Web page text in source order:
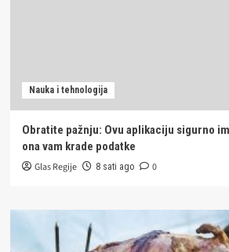
Nauka i tehnologija
Obratite pažnju: Ovu aplikaciju sigurno
ona vam krade podatke
Glas Regije 8 sati ago 0